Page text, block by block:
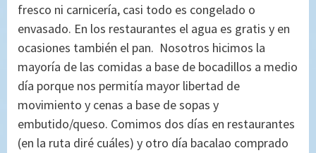
fresco ni carnicería, casi todo es congelado o
envasado. En los restaurantes el agua es gratis y en
ocasiones también el pan. Nosotros hicimos la
mayoría de las comidas a base de bocadillos a medio
día porque nos permitía mayor libertad de
movimiento y cenas a base de sopas y
embutido/queso. Comimos dos días en restaurantes
(en la ruta diré cuáles) y otro día bacalao comprado